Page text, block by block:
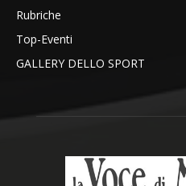
Rubriche
Top-Eventi
GALLERY DELLO SPORT